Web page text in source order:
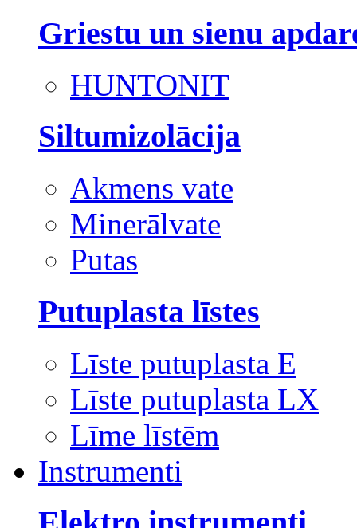
Griestu un sienu
HUNTONIT
Siltumizolācija
Akmens vate
Minerālvate
Putas
Putuplasta līstes
Līste putuplasta E
Līste putuplasta LX
Līme līstēm
Instrumenti